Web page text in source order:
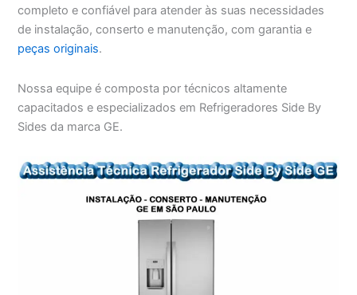
completo e confiável para atender às suas necessidades
de instalação, conserto e manutenção, com garantia e
peças originais.
Nossa equipe é composta por técnicos altamente
capacitados e especializados em Refrigeradores Side By
Sides da marca GE.